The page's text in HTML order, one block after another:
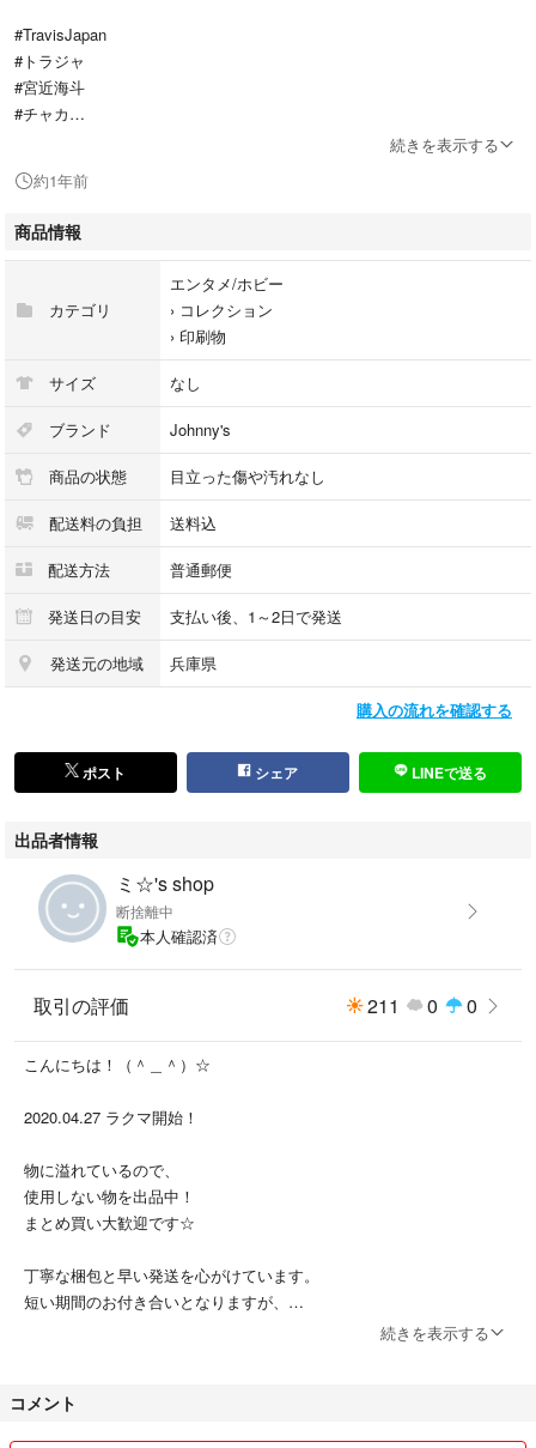
#TravisJapan
#トラジャ
#宮近海斗
#チャカ
ください⭐︎
続きを表示する
約1年前
商品情報
カテゴリ
エンタメ/ホビー
› コレクション
› 印刷物
サイズ なし
ブランド Johnny's
商品の状態 目立った傷や汚れなし
配送料の負担 送料込
配送方法 普通郵便
発送日の目安 支払い後、1～2日で発送
発送元の地域 兵庫県
購入の流れを確認する
ポスト シェア LINEで送る
出品者情報
ミ☆'s shop
断捨離中
本人確認済
取引の評価 211 0 0
こんにちは！（＾＿＾）☆
2020.04.27 ラクマ開始！
物に溢れているので、
使用しない物を出品中！
まとめ買い大歓迎です☆
丁寧な梱包と早い発送を心がけています。
短い期間のお付き合いとなりますが、
→ショップ袋、紙袋、リサイクル緩衝材
続きを表示する
コメント